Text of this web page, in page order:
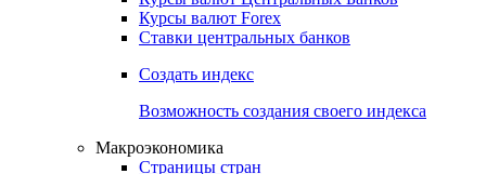
Индикаторы рынка
Поиск индексов
Курсы валют Центральных Банков
Ставки центральных банков
Создать индекс